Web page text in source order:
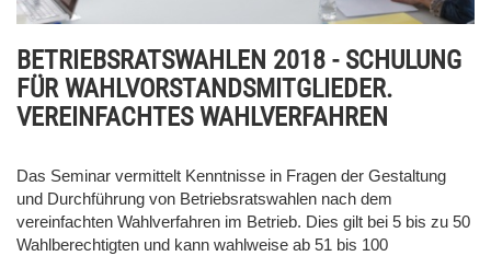
BETRIEBSRATSWAHLEN 2018 - SCHULUNG
FÜR WAHLVORSTANDSMITGLIEDER.
VEREINFACHTES WAHLVERFAHREN
Das Seminar vermittelt Kenntnisse in Fragen der Gestaltung
und Durchführung von Betriebsratswahlen nach dem
vereinfachten Wahlverfahren im Betrieb. Dies gilt bei 5 bis zu 50
Wahlberechtigten und kann wahlweise ab 51 bis 100